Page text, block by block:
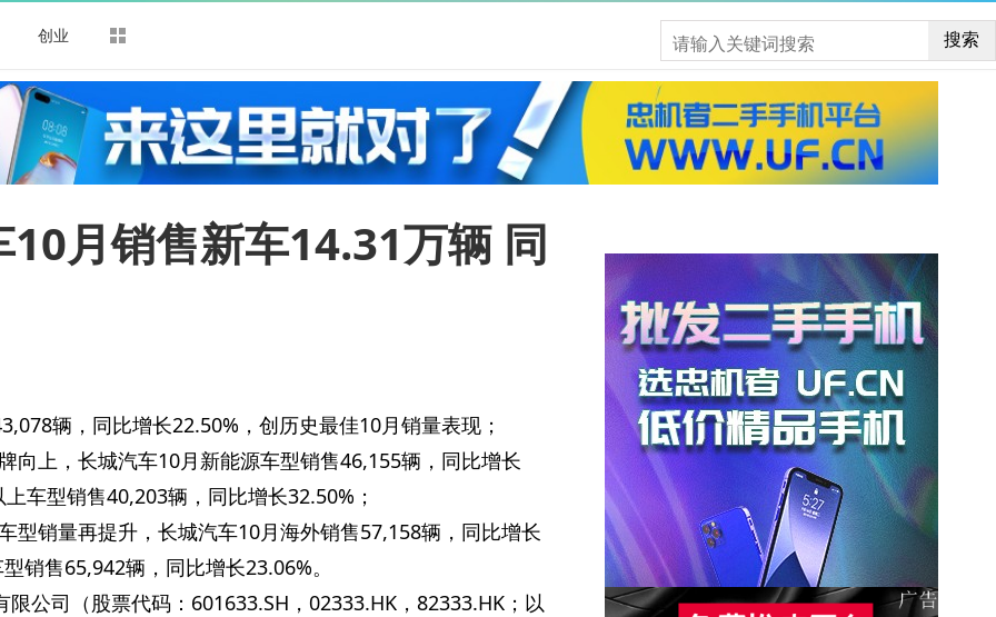
创业 搜索
月销售新车14.31万辆 同
辆，同比增长22.50%，创历史最佳10月销量表现；
向上，长城汽车10月新能源车型销售46,155辆，同比增长
车型销售40,203辆，同比增长32.50%；
型销量再提升，长城汽车10月海外销售57,158辆，同比增长
销售65,942辆，同比增长23.06%。
限公司（股票代码：601633.SH，02333.HK，82333.HK；以